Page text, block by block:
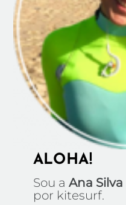
ALOHA!
Sou a Ana Silva
por kitesurf.